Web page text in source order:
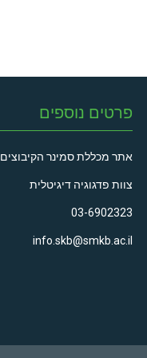
פרטים נוספים
אתר מכללת סמינר הקיבוצים
צוות פדגוגיה דיגיטלית
03-6902323
info.skb@smkb.ac.il